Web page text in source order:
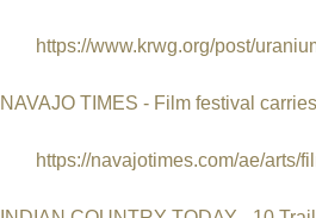
https://www.krwg.org/post/
NAVAJO TIMES - Film festival
https://navajotimes.com/ae/arts/